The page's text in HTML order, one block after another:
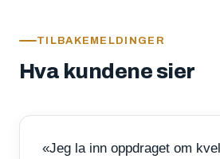
TILBAKEMELDINGER
Hva kundene sier
«Jeg la inn oppdraget om